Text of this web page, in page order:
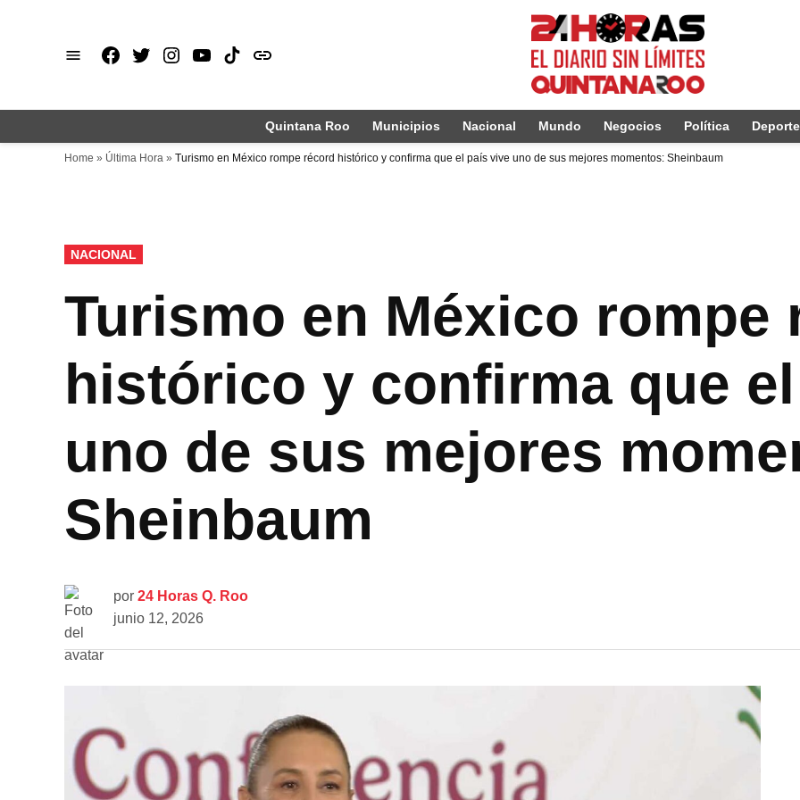
Facebook
X Instagram
Youtube
TikTok
issuu
Quintana Roo Municipios Nacional Mundo Negocios Política
Home » Última Hora » Turismo en México rompe récord histórico y confirma que el país vive uno de sus mejores momentos: Sheinbaum
PUBLICADO
EN
NACIONAL
Turismo en México rompe
histórico y confirma que
uno de sus mejores
Sheinbaum
por 24 Horas Q. Roo
junio 12, 2026